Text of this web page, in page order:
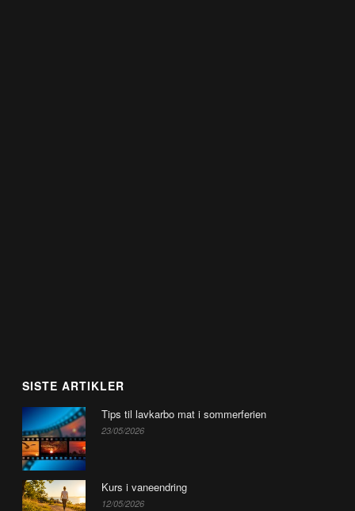
SISTE ARTIKLER
Tips til lavkarbo mat i sommerferien
23/05/2026
Kurs i vaneendring
12/05/2026